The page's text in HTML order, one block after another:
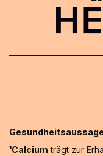
¹Calcium trägt zur